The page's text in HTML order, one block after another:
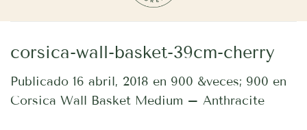
corsica-wall-basket-39cm-cherry
Publicado 16 abril, 2018 en 900 &veces; 900 en
Corsica Wall Basket Medium – Anthracite